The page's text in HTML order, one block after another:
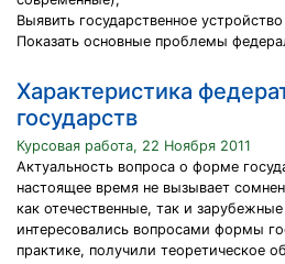
Выявить государственное
Показать основные проблемы
Характеристика
государств
Курсовая работа, 22 Ноября 2011
Актуальность вопроса о форме
настоящее время не вызывает
как отечественные, так и
интересовались вопросами формы
практике, получили теоретическое